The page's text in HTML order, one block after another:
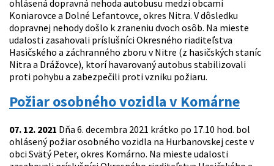
ohlásená dopravná nehoda autobusu medzi obcami
Koniarovce a Dolné Lefantovce, okres Nitra. V dôsledku
dopravnej nehody došlo k zraneniu dvoch osôb. Na mieste
udalosti zasahovali príslušníci Okresného riaditeľstva
Hasičského a záchranného zboru v Nitre (z hasičských staníc
Nitra a Drážovce), ktorí havarovaný autobus stabilizovali
proti pohybu a zabezpečili proti vzniku požiaru.
Požiar osobného vozidla v Komárne
07. 12. 2021 Dňa 6. decembra 2021 krátko po 17.10 hod. bol
ohlásený požiar osobného vozidla na Hurbanovskej ceste v
obci Svätý Peter, okres Komárno. Na mieste udalosti